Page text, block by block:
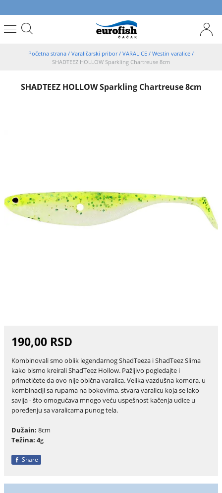
Početna strana / Varaličarski pribor/ VARALICE / Westin varalice /
SHADTEEZ HOLLOW Sparkling Chartreuse 8cm
SHADTEEZ HOLLOW Sparkling Chartreuse 8cm
190,00 RSD
Kombinovali smo oblik legendarnog ShadTeeza i ShadTeez Slima
kako bismo kreirali ShadTeez Hollow. Pažljivo pogledajte i
primetićete da ovo nije obična varalica. Velika vazdušna komora, u
kombinaciji sa rupama na bokovima, stvara varalicu koja se lako
savija - što omogućava mnogo veću uspešnost kačenja udice u
poređenju sa varalicama punog tela.
Dužain: 8cm
Težina: 4g
Share